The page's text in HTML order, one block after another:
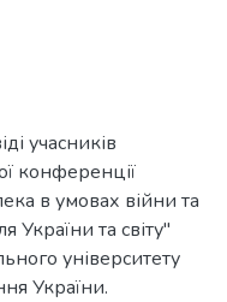
учасників
конференції
в умовах війни та
України та світу"
університету
України.